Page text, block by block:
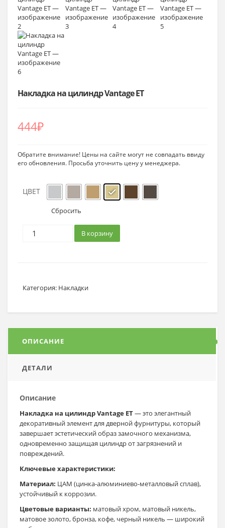
Накладка на цилиндр Vantage ET
444₽
Обратите внимание! Цены на сайте могут не совпадать ввиду
его обновления. Просьба уточнить цену у менеджера.
ЦВЕТ
Сбросить
В корзину
Категория: Накладки
ОПИСАНИЕ
ДЕТАЛИ
Описание
Накладка на цилиндр Vantage ET— это элегантный
декоративный элемент для дверной фурнитуры, который
завершает эстетический образ замочного механизма,
одновременно защищая цилиндр от загрязнений и
повреждений.
Ключевые характеристики:
Материал: ЦАМ (цинка-алюминиево-металловый сплав),
устойчивый к коррозии.
Цветовые варианты: матовый хром, матовый никель,
матовое золото, бронза, кофе, черный никель — широкий